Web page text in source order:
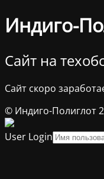
Индиго-
Сайт на
Сайт скоро
© Индиго-Полиглот
User Login